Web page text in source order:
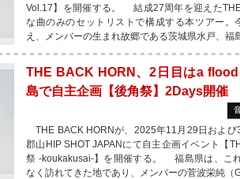
Vol.17】を開催する。 結成27周年を迎えた
な曲のみのセットリストで構成する本ツアー。
え、メンバーの生まれ故郷である茨城県水戸、福
THE BACK HORN、2日目はa
島で自主企画【後角祭】2Days開催
THE BACK HORNが、2025年11月29日および
郡山HIP SHOT JAPANにて自主企画イベント【
祭 -koukakusai-】を開催する。 福島県は、こ
なく訪れてきた地であり、メンバーの菅波栄純（